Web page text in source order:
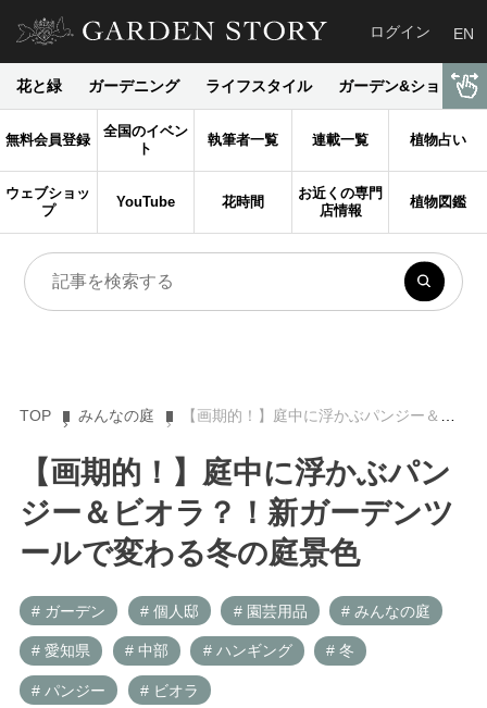
ログイン EN
花と緑 ガーデニング ライフスタイル ガーデン&ショップ
無料会員登録
全国のイベン
ト
執筆者一覧 連載一覧 植物占い
ウェブショッ
プ
YouTube 花時間
お近くの専門
店情報
植物図鑑
TOP みんなの庭 【画期的！】庭中に浮かぶパンジー＆ビオラ？！新ガーデンツールで変わる冬の庭景色
【画期的！】庭中に浮かぶパン
ジー＆ビオラ？！新ガーデンツ
ールで変わる冬の庭景色
# ガーデン # 個人邸 # 園芸用品 # みんなの庭
# 愛知県 # 中部 # ハンギング # 冬
# パンジー # ビオラ